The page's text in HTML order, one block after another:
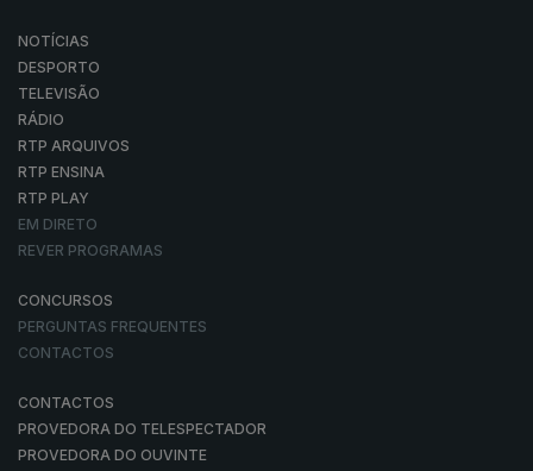
NOTÍCIAS
DESPORTO
TELEVISÃO
RÁDIO
RTP ARQUIVOS
RTP ENSINA
RTP PLAY
EM DIRETO
REVER PROGRAMAS
CONCURSOS
PERGUNTAS FREQUENTES
CONTACTOS
CONTACTOS
PROVEDORA DO TELESPECTADOR
PROVEDORA DO OUVINTE